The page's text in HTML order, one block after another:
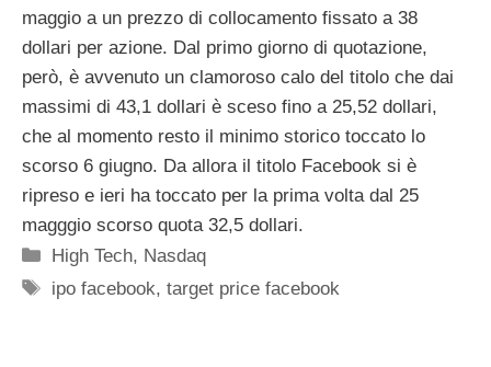
maggio a un prezzo di collocamento fissato a 38
dollari per azione. Dal primo giorno di quotazione,
però, è avvenuto un clamoroso calo del titolo che dai
massimi di 43,1 dollari è sceso fino a 25,52 dollari,
che al momento resto il minimo storico toccato lo
scorso 6 giugno. Da allora il titolo Facebook si è
ripreso e ieri ha toccato per la prima volta dal 25
magggio scorso quota 32,5 dollari.
Categorie
High Tech, Nasdaq
Tag
ipo facebook,target price facebook